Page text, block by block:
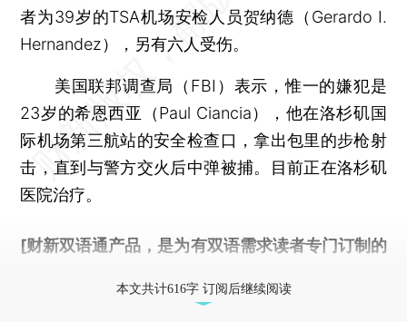
者为39岁的TSA机场安检人员贺纳德（Gerardo I.
Hernandez），另有六人受伤。
美国联邦调查局（FBI）表示，惟一的嫌犯是
23岁的希恩西亚（Paul Ciancia），他在洛杉矶国
际机场第三航站的安全检查口，拿出包里的步枪射
击，直到与警方交火后中弹被捕。目前正在洛杉矶
医院治疗。
[财新双语通产品，是为有双语需求读者专门订制的
本文共计616字 订阅后继续阅读